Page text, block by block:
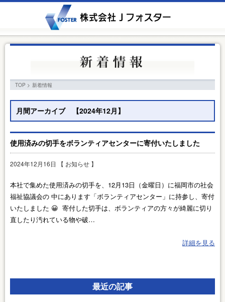
TOP > 新着情報
月間アーカイブ 【2024年12月】
使用済みの切手をボランティアセンターに寄付いたしました
2024年12月16日 【 お知らせ 】
本社で集めた使用済みの切手を、12月13日（金曜日）に福岡市の社会
福祉協議会の 中にあります「ボランティアセンター」に持参し、寄付
いたしました 😀 寄付した切手は、ボランティアの方々が綺麗に切り
直したり汚れている物や破…
詳細を見る
最近の記事